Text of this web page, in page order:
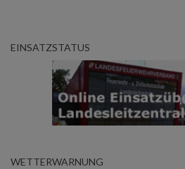
EINSATZSTATUS
WETTERWARNUNG